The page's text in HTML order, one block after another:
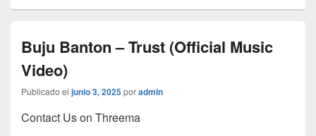
Buju Banton – Trust (Official Music
Video)
Publicado el junio 3, 2025poradmin
Contact Us on Threema